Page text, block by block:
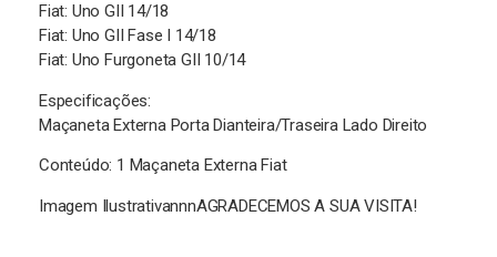
Fiat: Uno GII 14/18
Fiat: Uno GII Fase I 14/18
Fiat: Uno Furgoneta GII 10/14
Especificações:
Maçaneta Externa Porta Dianteira/Traseira Lado Direito
Conteúdo: 1 Maçaneta Externa Fiat
Imagem IlustrativannnAGRADECEMOS A SUA VISITA!